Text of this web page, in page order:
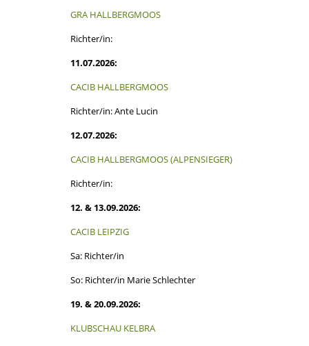
GRA HALLBERGMOOS
Richter/in:
11.07.2026:
CACIB HALLBERGMOOS
Richter/in: Ante Lucin
12.07.2026:
CACIB HALLBERGMOOS (ALPENSIEGER)
Richter/in:
12. & 13.09.2026:
CACIB LEIPZIG
Sa: Richter/in
So: Richter/in Marie Schlechter
19. & 20.09.2026:
KLUBSCHAU KELBRA